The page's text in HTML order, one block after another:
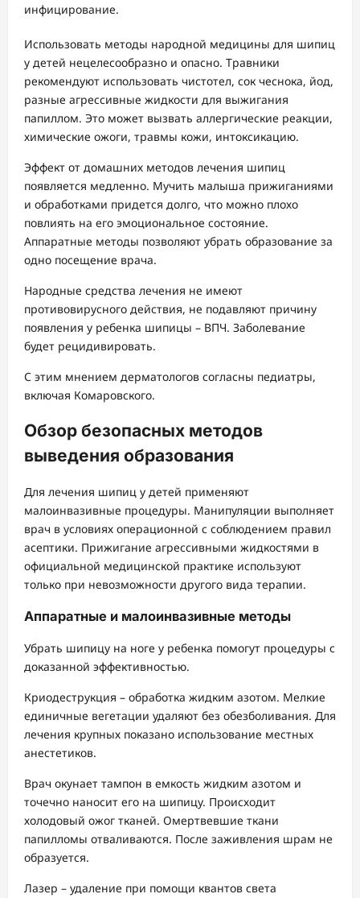
инфицирование.
Использовать методы народной медицины для шипиц
у детей нецелесообразно и опасно. Травники
рекомендуют использовать чистотел, сок чеснока, йод,
разные агрессивные жидкости для выжигания
папиллом. Это может вызвать аллергические реакции,
химические ожоги, травмы кожи, интоксикацию.
Эффект от домашних методов лечения шипиц
появляется медленно. Мучить малыша прижиганиями
и обработками придется долго, что можно плохо
повлиять на его эмоциональное состояние.
Аппаратные методы позволяют убрать образование за
одно посещение врача.
Народные средства лечения не имеют
противовирусного действия, не подавляют причину
появления у ребенка шипицы – ВПЧ. Заболевание
будет рецидивировать.
С этим мнением дерматологов согласны педиатры,
включая Комаровского.
Обзор безопасных методов
выведения образования
Для лечения шипиц у детей применяют
малоинвазивные процедуры. Манипуляции выполняет
врач в условиях операционной с соблюдением правил
асептики. Прижигание агрессивными жидкостями в
официальной медицинской практике используют
только при невозможности другого вида терапии.
Аппаратные и малоинвазивные методы
Убрать шипицу на ноге у ребенка помогут процедуры с
доказанной эффективностью.
Криодеструкция – обработка жидким азотом. Мелкие
единичные вегетации удаляют без обезболивания. Для
лечения крупных показано использование местных
анестетиков.
Врач окунает тампон в емкость жидким азотом и
точечно наносит его на шипицу. Происходит
холодовый ожог тканей. Омертвевшие ткани
папилломы отваливаются. После заживления шрам не
образуется.
Лазер – удаление при помощи квантов света